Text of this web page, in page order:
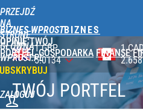
PRZEJDŹ
NA
STRONĘ
GŁÓWNĄ
WPROST.PL
BIZNES WPROST
OPINIE TWÓJ
PORTFEL GOSPODARKA FINANSE
ZALOGUJ
1 CAD
2.6581
1
TWÓJ PORTFEL